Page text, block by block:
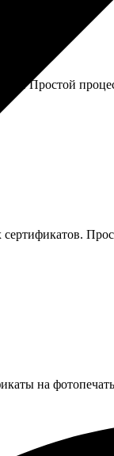
Простой
на